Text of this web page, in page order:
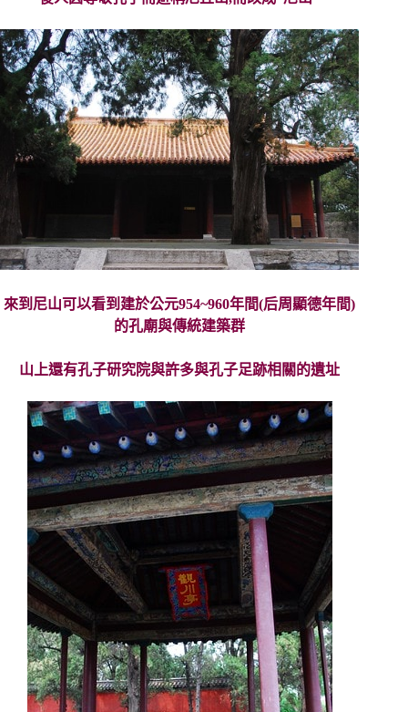
來到尼山可以看到建於公元954~960年間(后周顯德年間)
的孔廟與傳統建築群
山上還有孔子研究院與許多與孔子足跡相關的遺址